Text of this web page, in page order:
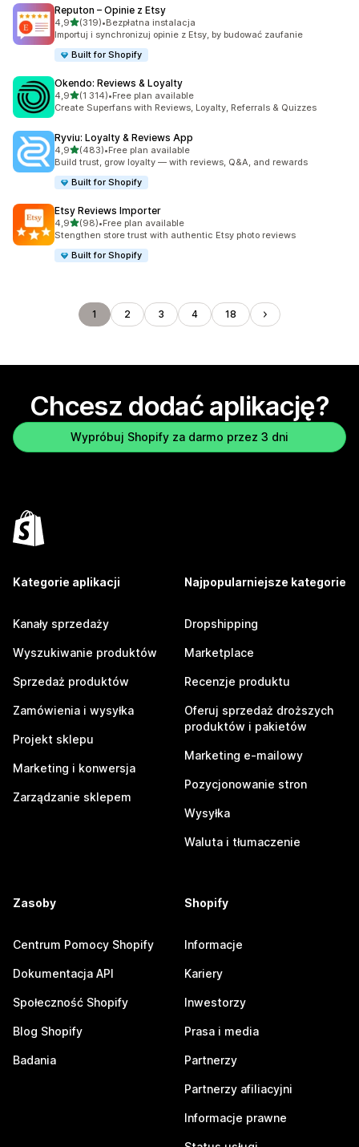
Reputon – Opinie z Etsy
4,9na 5 gwiazdek
(319)
Łączna liczba recenzji: 319
•Bezpłatna instalacja
Importuj i synchronizuj opinie z Etsy, by budować zaufanie
Built for Shopify
Okendo: Reviews & Loyalty
4,9na 5 gwiazdek
(1 314)
Łączna liczba recenzji: 1314
•Free plan available
Create Superfans with Reviews, Loyalty, Referrals & Quizzes
Ryviu: Loyalty & Reviews App
4,9na 5 gwiazdek
(483)
Łączna liczba recenzji: 483
•Free plan available
Build trust, grow loyalty — with reviews, Q&A, and rewards
Built for Shopify
Etsy Reviews Importer
4,9na 5 gwiazdek
(98)
Łączna liczba recenzji: 98
•Free plan available
Stengthen store trust with authentic Etsy photo reviews
Built for Shopify
1 2 3 4 18
Chcesz dodać aplikację?
Wypróbuj Shopify za darmo przez 3 dni
Kategorie aplikacji
Kanały sprzedaży
Wyszukiwanie produktów
Sprzedaż produktów
Zamówienia i wysyłka
Projekt sklepu
Marketing i konwersja
Zarządzanie sklepem
Najpopularniejsze kategorie
Dropshipping
Marketplace
Recenzje produktu
Oferuj sprzedaż droższych
produktów i pakietów
Marketing e-mailowy
Pozycjonowanie stron
Wysyłka
Waluta i tłumaczenie
Zasoby
Centrum Pomocy Shopify
Dokumentacja API
Społeczność Shopify
Blog Shopify
Badania
Shopify
Informacje
Kariery
Inwestorzy
Prasa i media
Partnerzy
Partnerzy afiliacyjni
Informacje prawne